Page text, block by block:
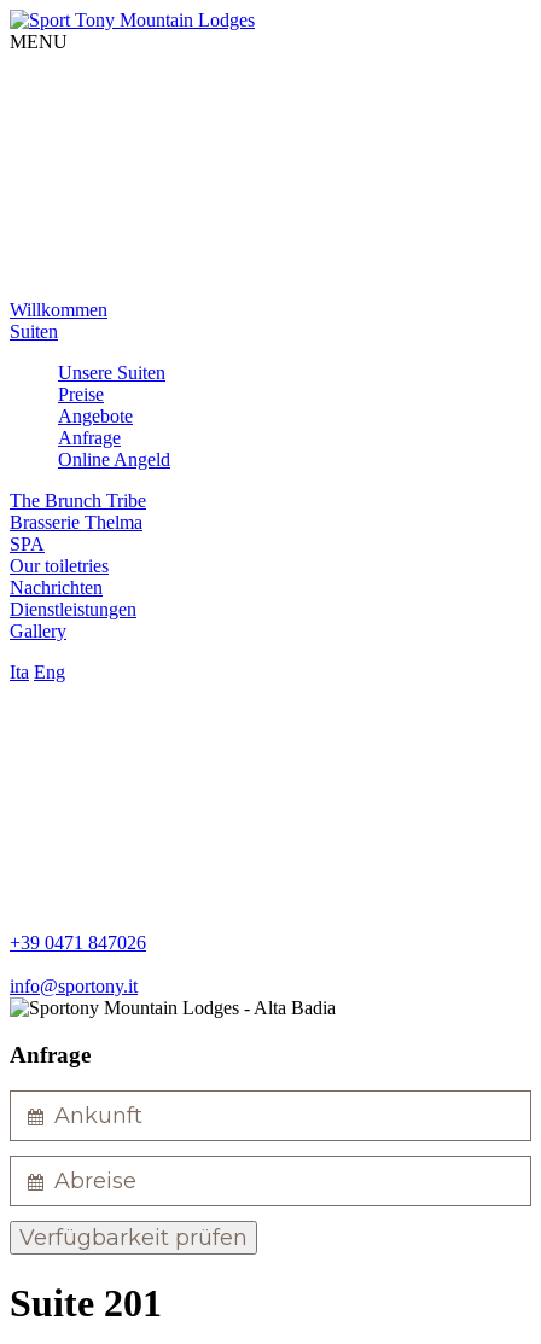
MENU
Willkommen
Suiten
Unsere Suiten
Preise
Angebote
Anfrage
Online Angeld
The Brunch Tribe
Brasserie Thelma
SPA
Our toiletries
Nachrichten
Dienstleistungen
Gallery
Ita Eng
+39 0471 847026
info@sportony.it
Anfrage
Verfügbarkeit prüfen
Suite 201